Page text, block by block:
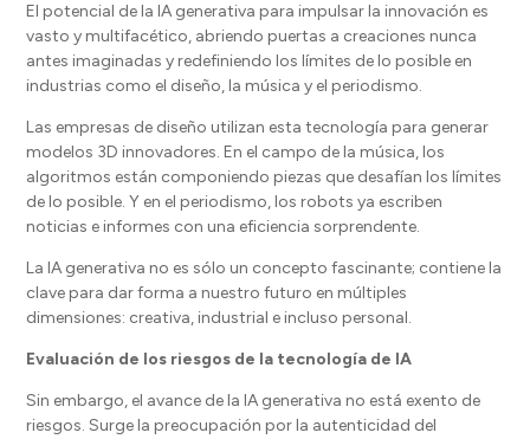
El potencial de la IA generativa para impulsar la innovación es
vasto y multifacético, abriendo puertas a creaciones nunca
antes imaginadas y redefiniendo los límites de lo posible en
industrias como el diseño, la música y el periodismo.
Las empresas de diseño utilizan esta tecnología para generar
modelos 3D innovadores. En el campo de la música, los
algoritmos están componiendo piezas que desafían los límites
de lo posible. Y en el periodismo, los robots ya escriben
noticias e informes con una eficiencia sorprendente.
La IA generativa no es sólo un concepto fascinante; contiene la
clave para dar forma a nuestro futuro en múltiples
dimensiones: creativa, industrial e incluso personal.
Evaluación de los riesgos de la tecnología de IA
Sin embargo, el avance de la IA generativa no está exento de
riesgos. Surge la preocupación por la autenticidad del